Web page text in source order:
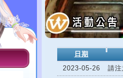
日期
2023-05-26
請